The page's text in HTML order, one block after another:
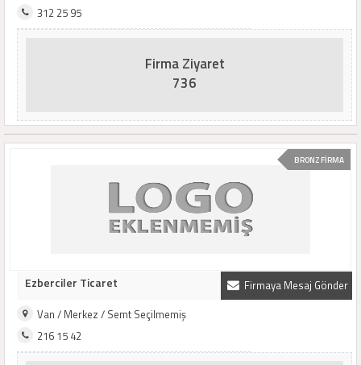
312 25 95
Firma Ziyaret
736
BRONZ FİRMA
Firmaya Mesaj Gönder
Ezberciler Ticaret
Van / Merkez / Semt Seçilmemiş
216 15 42